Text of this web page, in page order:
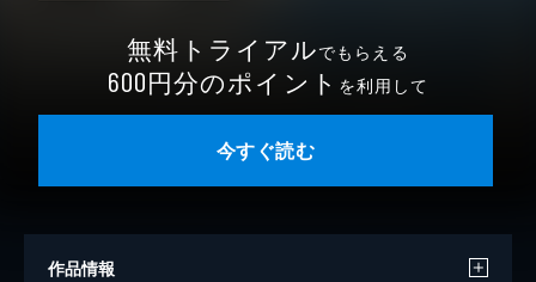
無料トライアルでもらえる
600円分のポイント を利用して
今すぐ読む
作品情報